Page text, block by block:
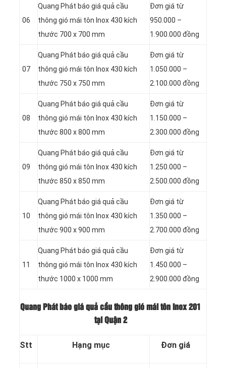
06
Quang Phát báo giá quả cầu
thông gió mái tôn Inox 430 kích
thước 700 x 700 mm
Đơn giá từ
950.000 –
1.900.000 đồng
07
Quang Phát báo giá quả cầu
thông gió mái tôn Inox 430 kích
thước 750 x 750 mm
Đơn giá từ
1.050.000 –
2.100.000 đồng
08
Quang Phát báo giá quả cầu
thông gió mái tôn Inox 430 kích
thước 800 x 800 mm
Đơn giá từ
1.150.000 –
2.300.000 đồng
09
Quang Phát báo giá quả cầu
thông gió mái tôn Inox 430 kích
thước 850 x 850 mm
Đơn giá từ
1.250.000 –
2.500.000 đồng
10
Quang Phát báo giá quả cầu
thông gió mái tôn Inox 430 kích
thước 900 x 900 mm
Đơn giá từ
1.350.000 –
2.700.000 đồng
11
Quang Phát báo giá quả cầu
thông gió mái tôn Inox 430 kích
thước 1000 x 1000 mm
Đơn giá từ
1.450.000 –
2.900.000 đồng
Quang Phát báo giá quả cầu thông gió mái tôn Inox 201
tại Quận 2
Stt Hạng mục Đơn giá